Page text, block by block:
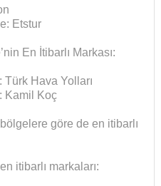
Etstur
En İtibarlı Markası:
Türk Hava Yolları
Kamil Koç
göre de en itibarlı
itibarlı markaları: